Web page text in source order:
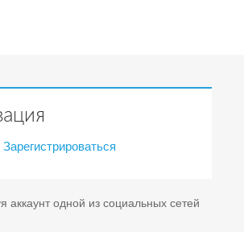
Зарегистрироваться
аккаунт одной из социальных сетей